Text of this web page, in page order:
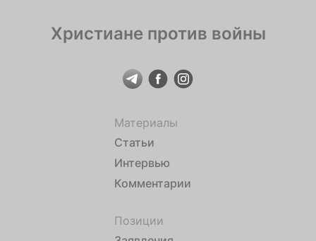
Христиане против войны
Материалы
Статьи
Интервью
Комментарии
Позиции